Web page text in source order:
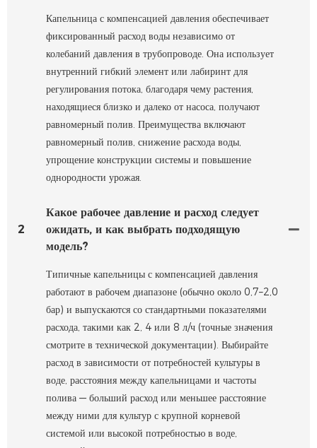
Капельница с компенсацией давления обеспечивает
фиксированный расход воды независимо от
колебаний давления в трубопроводе. Она использует
внутренний гибкий элемент или лабиринт для
регулирования потока, благодаря чему растения,
находящиеся близко и далеко от насоса, получают
равномерный полив. Преимущества включают
равномерный полив, снижение расхода воды,
упрощение конструкции системы и повышение
однородности урожая.
2
Какое рабочее давление и расход следует
ожидать, и как выбрать подходящую
модель?
Типичные капельницы с компенсацией давления
работают в рабочем диапазоне (обычно около 0,7–2,0
бар) и выпускаются со стандартными показателями
расхода, такими как 2, 4 или 8 л/ч (точные значения
смотрите в технической документации). Выбирайте
расход в зависимости от потребностей культуры в
воде, расстояния между капельницами и частоты
полива — больший расход или меньшее расстояние
между ними для культур с крупной корневой
системой или высокой потребностью в воде,